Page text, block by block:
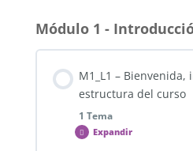
Módulo 1 -
M1_L1 – Bienvenida,
estructura del curso
1 Tema
Expandir